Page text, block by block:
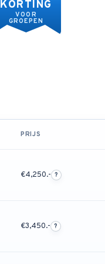
KORTING
VOOR
GROEPEN
PRIJS
€4,250.-
€3,450.-